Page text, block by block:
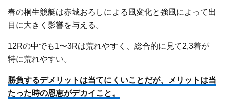
春の桐生競艇は赤城おろしによる風変化と強風によって出
目に大きく影響を与える。
12Rの中でも1〜3Rは荒れやすく、総合的に見て2,3着が
特に荒れやすい。
勝負するデメリットは当てにくいことだが、メリットは当
たった時の恩恵がデカイこと。